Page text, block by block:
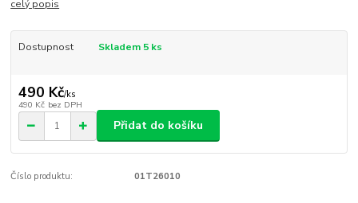
celý popis
Dostupnost Skladem 5 ks
490 Kč/ks
490 Kč bez DPH
Přidat do košíku
Číslo produktu: 01T26010